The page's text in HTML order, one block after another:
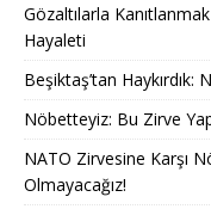
Gözaltılarla
Hayaleti
Beşiktaş’tan Haykırdık:
Nöbetteyiz: Bu Zirve
NATO Zirvesine Karşı
Olmayacağız!